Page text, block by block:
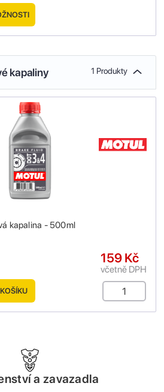
kapaliny 1 Produkty
kapalina - 500ml
159 Kč
včetně DPH
a zavazadla